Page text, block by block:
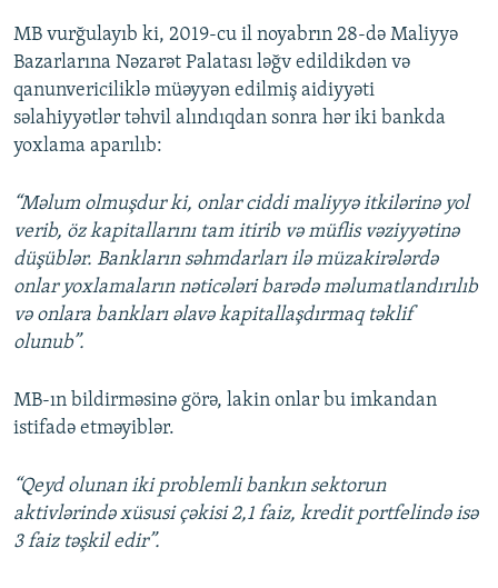
MB vurğulayıb ki, 2019-cu il noyabrın 28-də Maliyyə
Bazarlarına Nəzarət Palatası ləğv edildikdən və
qanunvericiliklə müəyyən edilmiş aidiyyəti
səlahiyyətlər təhvil alındıqdan sonra hər iki bankda
yoxlama aparılıb:
“Məlum olmuşdur ki, onlar ciddi maliyyə itkilərinə yol
verib, öz kapitallarını tam itirib və müflis vəziyyətinə
düşüblər. Bankların səhmdarları ilə müzakirələrdə
onlar yoxlamaların nəticələri barədə məlumatlandırılıb
və onlara bankları əlavə kapitallaşdırmaq təklif
olunub”.
MB-ın bildirməsinə görə, lakin onlar bu imkandan
istifadə etməyiblər.
“Qeyd olunan iki problemli bankın sektorun
aktivlərində xüsusi çəkisi 2,1 faiz, kredit portfelində isə
3 faiz təşkil edir”.